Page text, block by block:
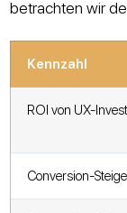
betrachten wir
Kennzahl
ROI von UX-
Conversion-